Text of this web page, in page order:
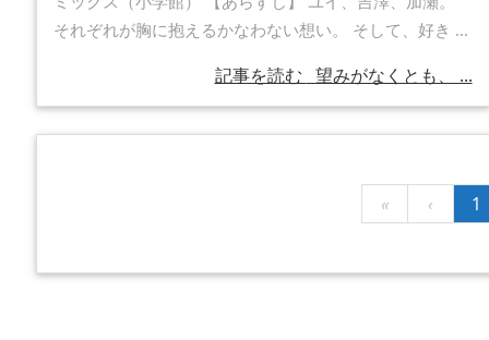
それぞれが胸に抱えるかなわない想い。 そして、好き ...
記事を読む 望みがなくとも、 ...
« ‹ 1